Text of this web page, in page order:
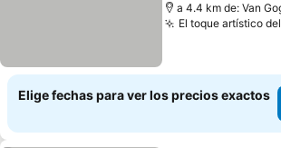
a 4.4 km de: Van
El toque artístico
Elige fechas para ver los precios exactos